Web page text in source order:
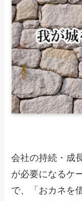
会社の持続・成
が必要になるケ
で、「おカネを